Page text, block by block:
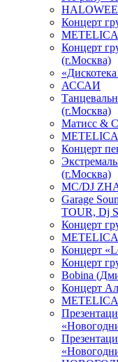
Концерт
Концерт
(г.Москва)
АССАИ
(г.Москва)
Матисс &
Концерт
(г.Москва)
МС/DJ
Garage
TOUR, Dj
Концерт
Концерт
Концерт
Bobina
Концерт